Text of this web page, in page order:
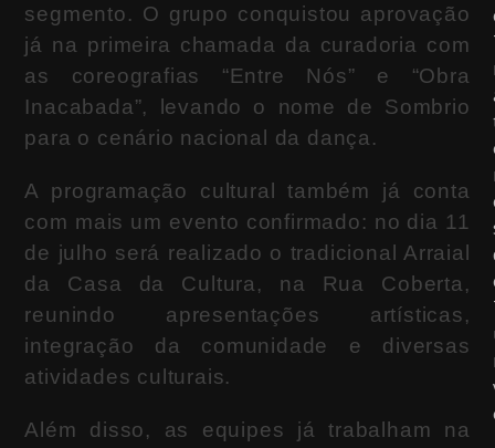
segmento. O grupo conquistou aprovação
já na primeira chamada da curadoria com
as coreografias “Entre Nós” e “Obra
Inacabada”, levando o nome de Sombrio
para o cenário nacional da dança.
A programação cultural também já conta
com mais um evento confirmado: no dia 11
de julho será realizado o tradicional Arraial
da Casa da Cultura, na Rua Coberta,
reunindo apresentações artísticas,
integração da comunidade e diversas
atividades culturais.
Além disso, as equipes já trabalham na